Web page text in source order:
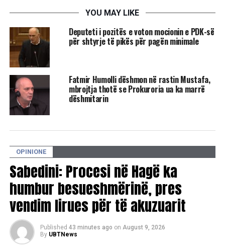
duhet që ndryshohet kjo qasje në raport me këtë kategori”,
RELATED TOPICS:
UP NEXT
​ICBL: Rusia përdori mina tokësore të jashtëligjshme në
Ukrainë
DON'T MISS
YOU MAY LIKE
Deputeti i pozitës e voton mocionin e PDK-së
për shtyrje të pikës për pagën minimale
​Fatmir Humolli dëshmon në rastin Mustafa,
mbrojtja thotë se Prokuroria ua ka marrë
dëshmitarin
OPINIONE
Sabedini: Procesi në Hagë ka
humbur besueshmërinë, pres
vendim lirues për të akuzuarit
Published 43 minutes ago on August 9, 2026
By UBTNews